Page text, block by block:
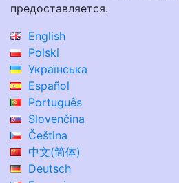
предоставляется.
English
Polski
Українська
Español
Português
Slovenčina
Čeština
中文(简体)
Deutsch